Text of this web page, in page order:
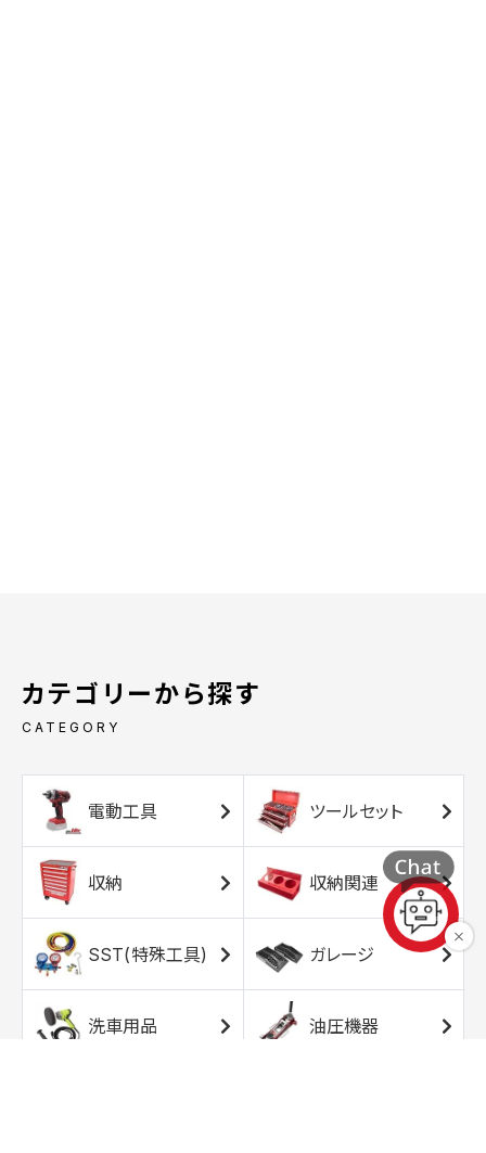
カテゴリーから探す
CATEGORY
電動工具 ツールセット
収納 収納関連
SST(特殊工具) ガレージ
洗車用品 油圧機器